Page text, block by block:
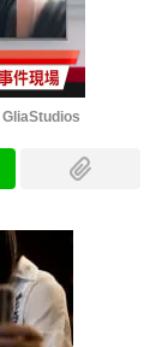
GliaStudios